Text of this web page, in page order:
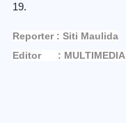
19.
Reporter : Siti Maulida
Editor : MULTIMEDIA